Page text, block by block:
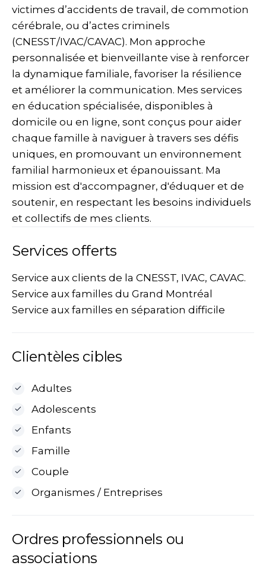
victimes d’accidents de travail, de commotion
cérébrale, ou d’actes criminels
(CNESST/IVAC/CAVAC). Mon approche
personnalisée et bienveillante vise à renforcer
la dynamique familiale, favoriser la résilience
et améliorer la communication. Mes services
en éducation spécialisée, disponibles à
domicile ou en ligne, sont conçus pour aider
chaque famille à naviguer à travers ses défis
uniques, en promouvant un environnement
familial harmonieux et épanouissant. Ma
mission est d'accompagner, d'éduquer et de
soutenir, en respectant les besoins individuels
et collectifs de mes clients.
Services offerts
Service aux clients de la CNESST, IVAC, CAVAC.
Service aux familles du Grand Montréal
Service aux familles en séparation difficile
Clientèles cibles
Adultes
Adolescents
Enfants
Famille
Couple
Organismes / Entreprises
Ordres professionnels ou
associations